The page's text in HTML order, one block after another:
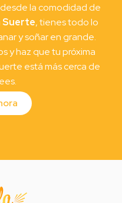
la comodidad de
Suerte, tienes todo lo
y soñar en grande.
y haz que tu próxima
está más cerca de